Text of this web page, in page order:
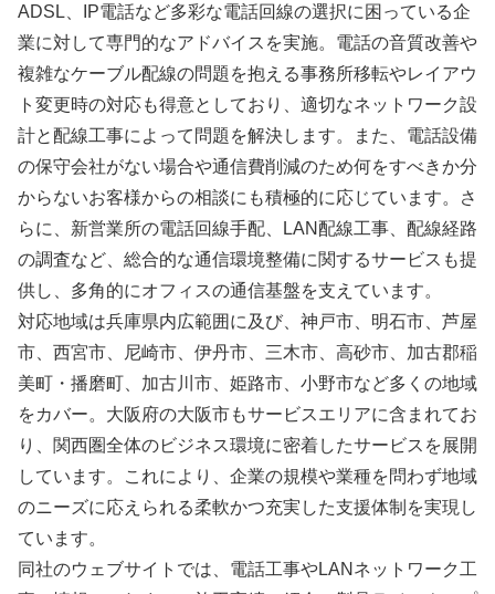
ADSL、IP電話など多彩な電話回線の選択に困っている企
業に対して専門的なアドバイスを実施。電話の音質改善や
複雑なケーブル配線の問題を抱える事務所移転やレイアウ
ト変更時の対応も得意としており、適切なネットワーク設
計と配線工事によって問題を解決します。また、電話設備
の保守会社がない場合や通信費削減のため何をすべきか分
からないお客様からの相談にも積極的に応じています。さ
らに、新営業所の電話回線手配、LAN配線工事、配線経路
の調査など、総合的な通信環境整備に関するサービスも提
供し、多角的にオフィスの通信基盤を支えています。
対応地域は兵庫県内広範囲に及び、神戸市、明石市、芦屋
市、西宮市、尼崎市、伊丹市、三木市、高砂市、加古郡稲
美町・播磨町、加古川市、姫路市、小野市など多くの地域
をカバー。大阪府の大阪市もサービスエリアに含まれてお
り、関西圏全体のビジネス環境に密着したサービスを展開
しています。これにより、企業の規模や業種を問わず地域
のニーズに応えられる柔軟かつ充実した支援体制を実現し
ています。
同社のウェブサイトでは、電話工事やLANネットワーク工